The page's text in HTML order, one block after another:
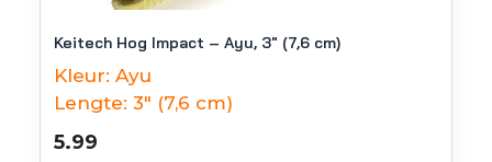
Keitech Hog Impact – Ayu, 3″ (7,6 cm)
Kleur: Ayu
Lengte: 3" (7,6 cm)
5.99